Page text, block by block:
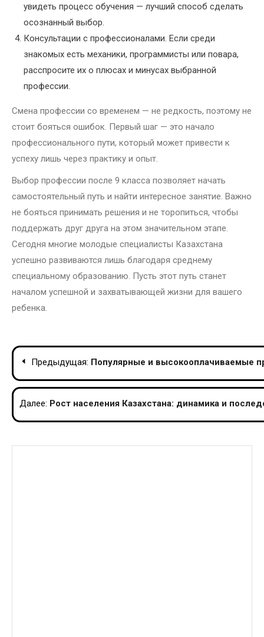
увидеть процесс обучения — лучший способ сделать
осознанный выбор.
Консультации с профессионалами. Если среди
знакомых есть механики, программисты или повара,
расспросите их о плюсах и минусах выбранной
профессии.
Смена профессии со временем — не редкость, поэтому не
стоит бояться ошибок. Первый шаг — это начало
профессионального пути, который может привести к
успеху лишь через практику и опыт.
Выбор профессии после 9 класса позволяет начать
самостоятельный путь и найти интересное занятие. Важно
не бояться принимать решения и не торопиться, чтобы
поддержать друг друга на этом значительном этапе.
Сегодня многие молодые специалисты Казахстана
успешно развиваются лишь благодаря среднему
специальному образованию. Пусть этот путь станет
началом успешной и захватывающей жизни для вашего
ребенка.
Навигация
по
записям
Предыдущая: Популярные и высокооплачиваемые
Далее: Рост населения Казахстана: динамика и